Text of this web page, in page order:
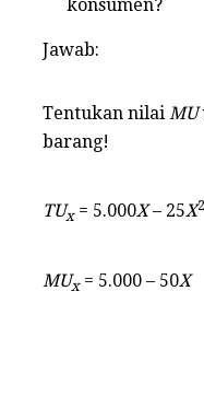
konsumen?
Jawab:
Tentukan nilai MU
barang!
TUx= 5.000X– 25X2
MUx= 5.000 – 50X